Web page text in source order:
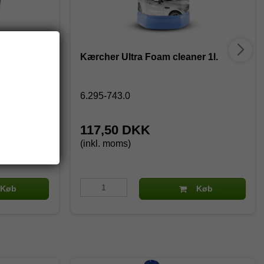
l.
Køb
Kærcher Ultra Foam cleaner 1l.
6.295-743.0
117,50 DKK
(inkl. moms)
Køb